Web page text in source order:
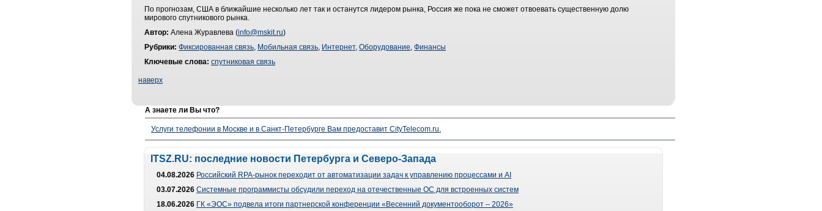
По прогнозам, США в ближайшие несколько лет так и останутся лидером рынка, Россия же пока не сможет отвоевать существенную долю
мирового спутникового рынка.
Автор: Алена Журавлева (info@mskit.ru)
Рубрики: Фиксированная связь, Мобильная связь, Интернет, Оборудование, Финансы
Ключевые слова: спутниковая связь
наверх
А знаете ли Вы что?
Услуги телефонии в Москве и в Санкт-Петербурге Вам предоставит CityTelecom.ru.
ITSZ.RU: последние новости Петербурга и Северо-Запада
04.08.2026 Российский RPA-рынок переходит от автоматизации задач к управлению процессами и AI
03.07.2026 Системные программисты обсудили переход на отечественные ОС для встроенных систем
18.06.2026 ГК «ЭОС» подвела итоги партнерской конференции «Весенний документооборот – 2026»